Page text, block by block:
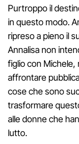
Purtroppo il
in questo modo.
ripreso a pieno il
Annalisa non
figlio con Michele,
affrontare
cose che sono
trasformare
alle donne che
lutto.